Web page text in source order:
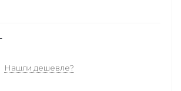
Нашли дешевле?